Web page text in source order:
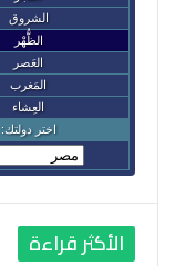
الأكثر قراءة